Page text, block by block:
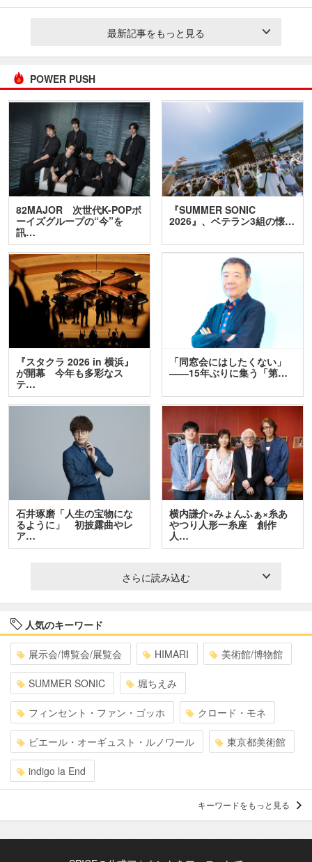
最新記事をもっと見る
POWER PUSH
82MAJOR 次世代K-POPボ
ーイズグループの“今”を
訊…
『SUMMER SONIC
2026』、ベテラン3組の懐…
『スタクラ 2026 in 横浜』
が開幕 今年も多彩なス
テ…
「同窓会にはしたくない」
――15年ぶりに集う「第…
石井琢磨「人生の宝物にな
るように」 初披露曲やレ
ア…
横内謙介×みょんふぁ×糸あ
やつり人形一糸座 創作
人…
さらに読み込む
人気のキーワード
展示会/博覧会/展覧会 HIMARI 美術館/博物館
SUMMER SONIC 堀ちえみ
フィンセント・ファン・ゴッホ クロード・モネ
ピエール・オーギュスト・ルノワール 東京都美術館
indigo la End
キーワードをもっと見る